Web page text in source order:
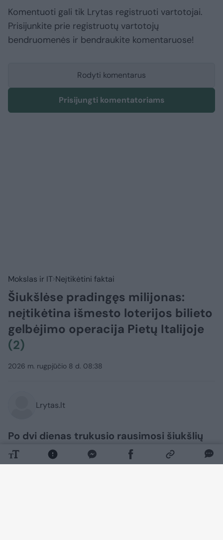
Komentuoti gali tik Lrytas registruoti vartotojai.
Prisijunkite prie registruotų vartotojų
bendruomenės ir bendraukite komentaruose!
Rodyti komentarus
Prisijungti komentatoriams
Mokslas ir IT Neįtikėtini faktai
Šiukšlėse pradingęs milijonas:
neįtikėtina išmesto loterijos bilieto
gelbėjimo operacija Pietų Italijoje
(2)
2026 m. rugpjūčio 8 d. 08:38
Lrytas.lt
Po dvi dienas trukusio rausimosi šiukšlių
kalnuose, loterijos dalyvė galiausiai
atgavo savo pradingusį laimingąjį bilietą,